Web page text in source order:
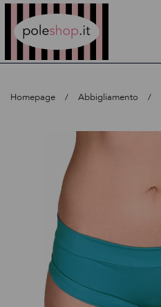
Homepage Abbigliamento